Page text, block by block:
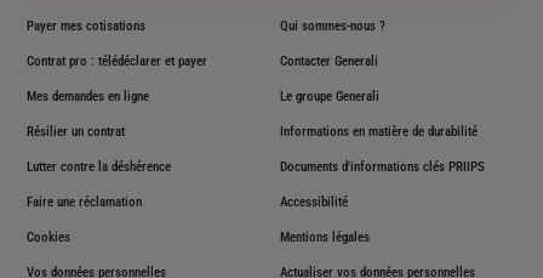
Payer mes cotisations
Contrat pro : télédéclarer et payer
Mes demandes en ligne
Résilier un contrat
Lutter contre la déshérence
Faire une réclamation
Qui sommes-nous ?
Contacter Generali
Le groupe Generali
Informations en matière de durabilité
Documents d'informations clés PRIIPS
Accessibilité
Cookies Mentions légales
Vos données personnelles Actualiser vos données personnelles